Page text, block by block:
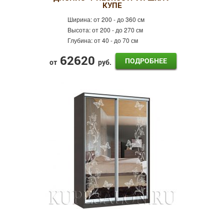
КУПЕ
Ширина:от 200 - до 360 см
Высота:от 200 - до 270 см
Глубина:от 40 - до 70 см
от 62620 руб. ПОДРОБНЕЕ